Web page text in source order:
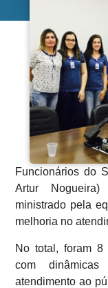
Funcionários do
Artur
ministrado pela
melhoria no
No total, foram 8
com
atendimento ao